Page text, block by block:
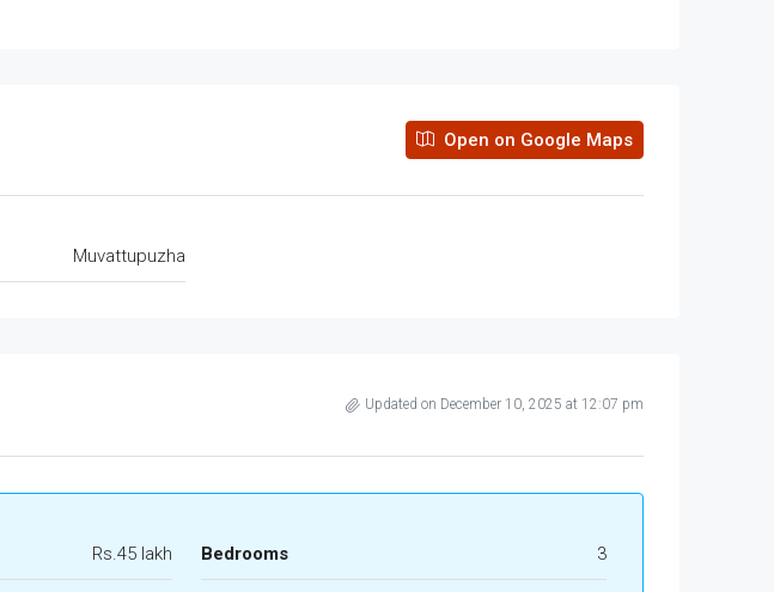
Open on Google Maps
Muvattupuzha
Updated on December 10, 2025 at 12:07 pm
Rs.45 lakh Bedrooms 3